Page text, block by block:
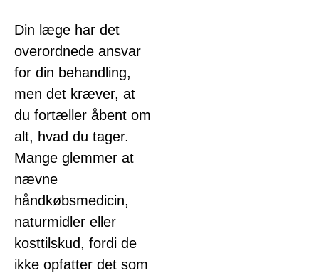
Din læge har det
overordnede ansvar
for din behandling,
men det kræver, at
du fortæller åbent om
alt, hvad du tager.
Mange glemmer at
nævne
håndkøbsmedicin,
naturmidler eller
kosttilskud, fordi de
ikke opfatter det som